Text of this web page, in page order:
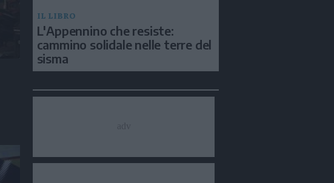
IL LIBRO
L'Appennino che resiste:
cammino solidale nelle terre del
sisma